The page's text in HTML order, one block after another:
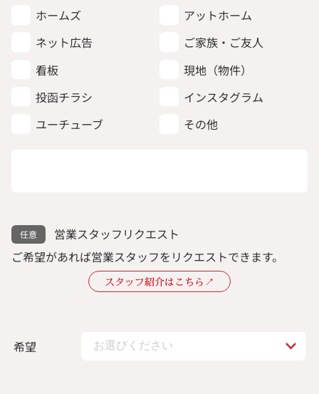
ホームズ
アットホーム
ネット広告
ご家族・ご友人
看板
現地（物件）
投函チラシ
インスタグラム
ユーチューブ
その他
営業スタッフリクエスト
ご希望があれば営業スタッフをリクエストできます。
スタッフ紹介はこちら↗︎
希望